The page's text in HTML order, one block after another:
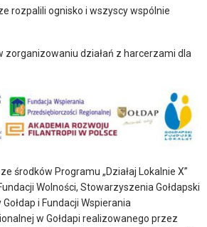
rozpalili ognisko i wszyscy wspólnie
zorganizowaniu działań z harcerzami dla
środków Programu „Działaj Lokalnie X”
Wolności, Stowarzyszenia Gołdapski
i Fundacji Wspierania
w Gołdapi realizowanego przez